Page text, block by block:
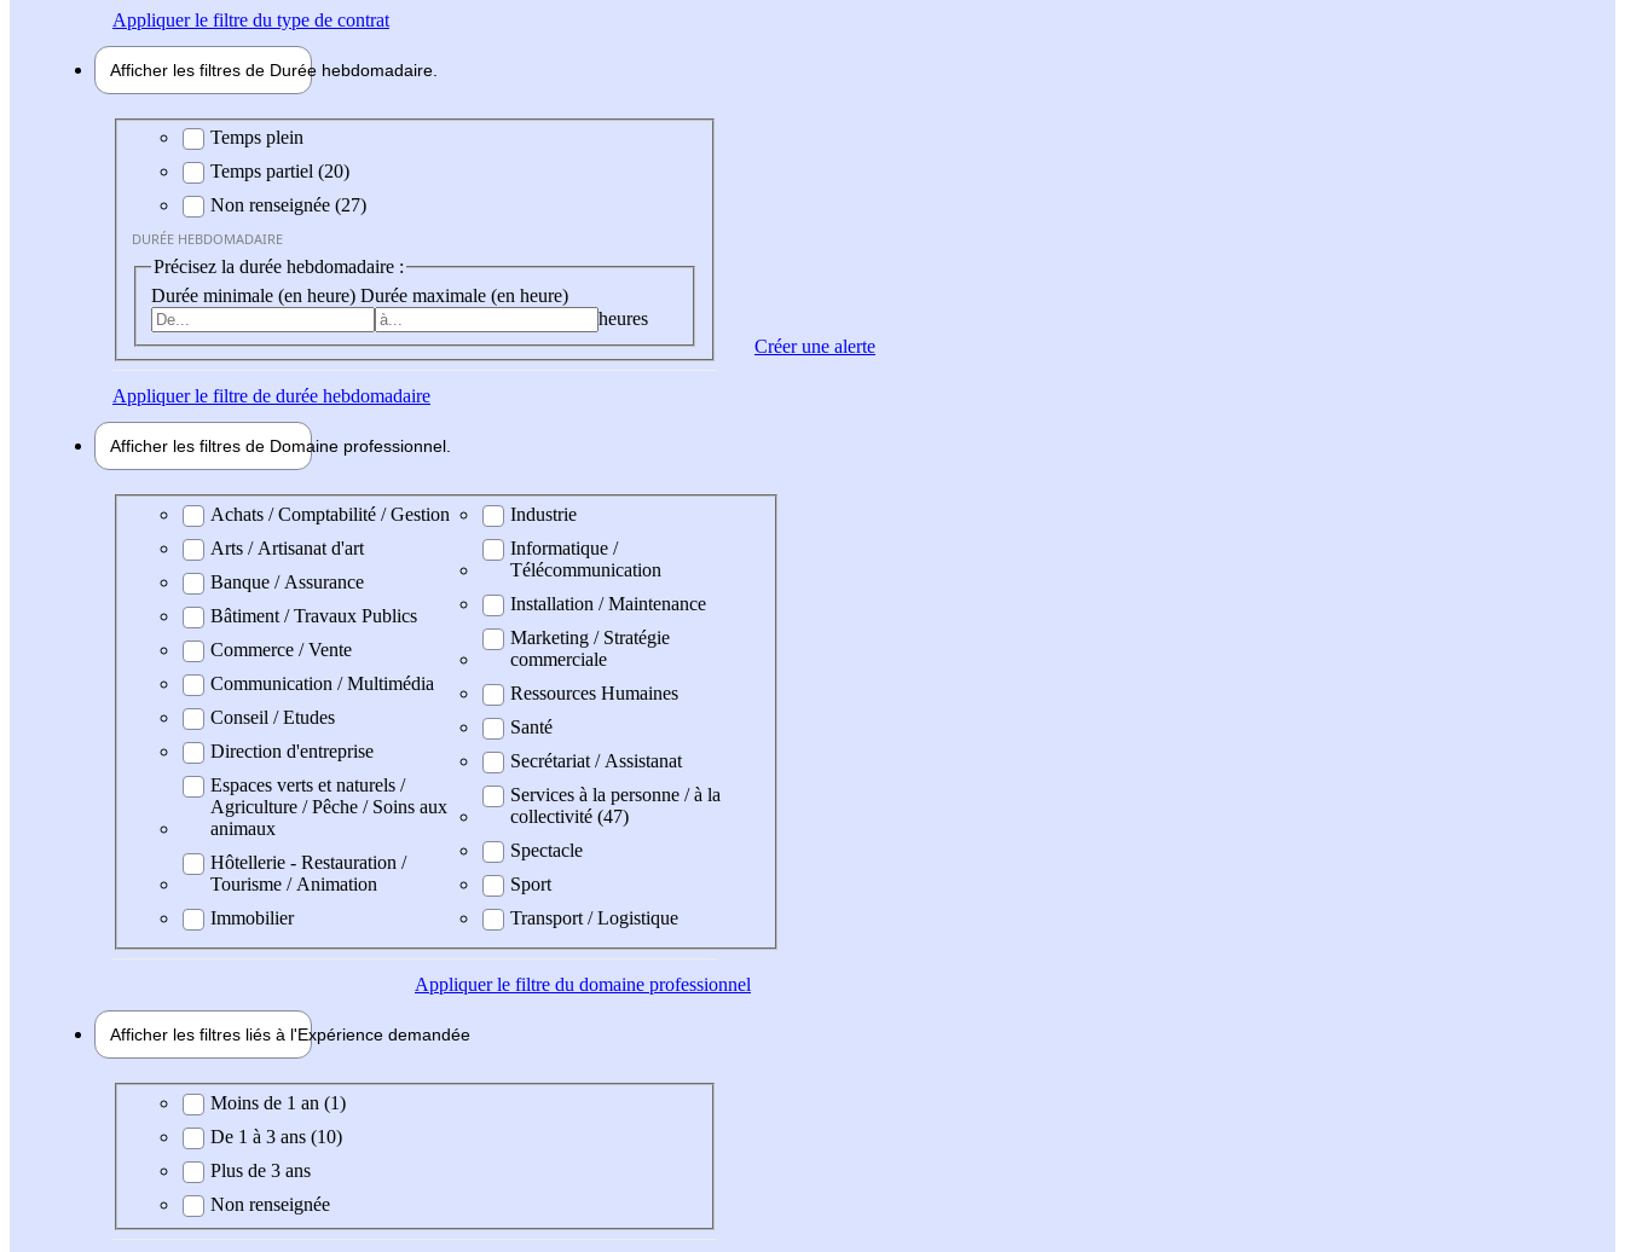
Appliquerle filtre du type de contrat
Afficher les filtres de Durée hebdomadaire
Durée hebdomadaire
Temps plein
Temps partiel (20)
Non renseignée (27)
DURÉE HEBDOMADAIRE
Précisez la durée hebdomadaire :
Durée minimale (en heure) Durée maximale (en heure)
heures
Appliquerle filtre de durée hebdomadaire
Afficher les filtres de Domaine professionnel
Domaine professionel
Achats / Comptabilité / Gestion
Arts / Artisanat d'art
Banque / Assurance
Bâtiment / Travaux Publics
Commerce / Vente
Communication / Multimédia
Conseil / Etudes
Direction d'entreprise
Espaces verts et naturels /
Agriculture / Pêche / Soins aux
animaux
Hôtellerie - Restauration /
Tourisme / Animation
Immobilier
Industrie
Informatique /
Télécommunication
Installation / Maintenance
Marketing / Stratégie
commerciale
Ressources Humaines
Santé
Secrétariat / Assistanat
Services à la personne / à la
collectivité (47)
Spectacle
Sport
Transport / Logistique
Appliquerle filtre du domaine professionnel
Afficher les filtres liés à l'Expérience demandée
Expérience demandée
Moins de 1 an (1)
De 1 à 3 ans (10)
Plus de 3 ans
Non renseignée
Créer une alerte